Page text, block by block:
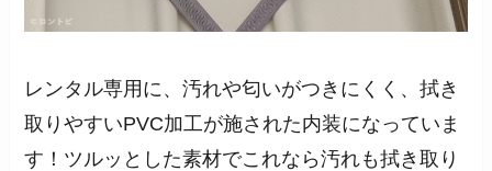
レンタル専用に、汚れや匂いがつきにくく、拭き
取りやすいPVC加工が施された内装になっていま
す！ツルッとした素材でこれなら汚れも拭き取り